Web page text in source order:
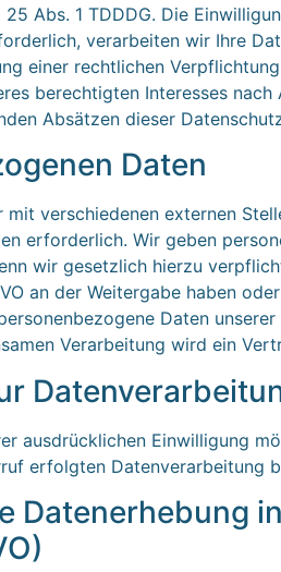
Abs. 1 TDDDG. Die
verarbeiten wir Ihre
einer rechtlichen
berechtigten Interesses
Absätzen dieser
Daten
verschiedenen externen
erforderlich. Wir geben
wir gesetzlich hierzu
an der Weitergabe haben
Daten
Verarbeitung wird ein
ausdrücklichen Einwilligung
erfolgten Datenverarbeitung
Datenerhebung